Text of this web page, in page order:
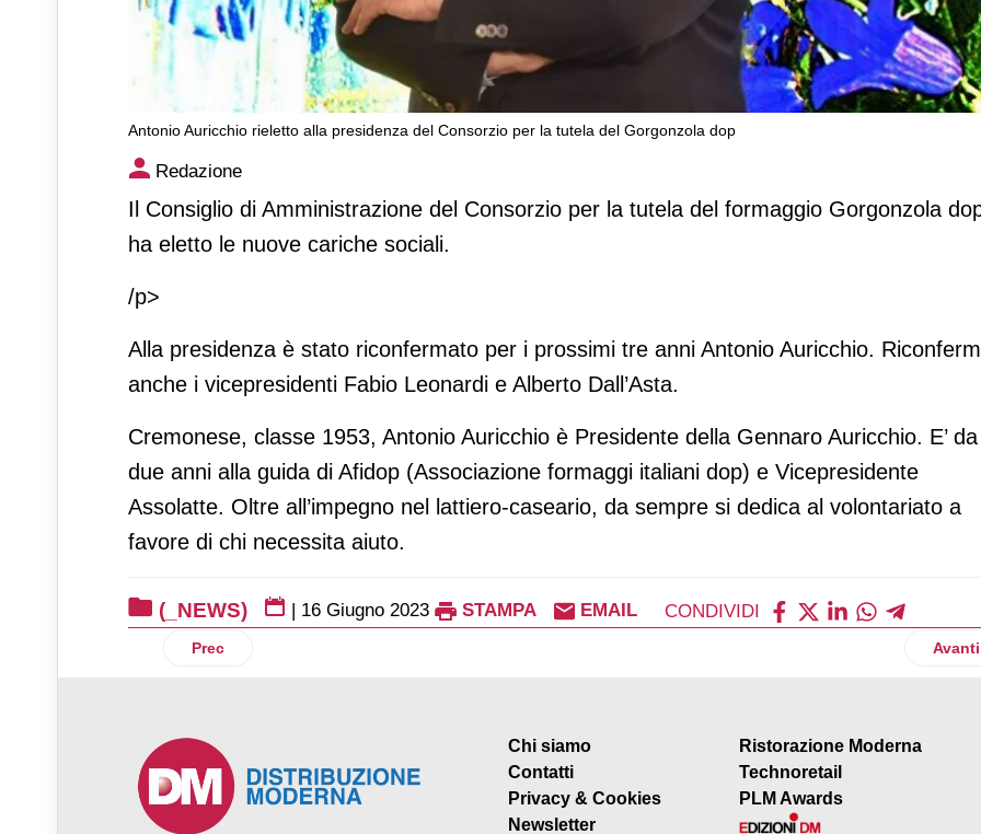
Antonio Auricchio rieletto alla presidenza del Consorzio per la tutela del Gorgonzola dop
Antonio Auricchio rieletto alla presidenza del Consorzio per la tutela
del Gorgonzola dop
Redazione
Il Consiglio di Amministrazione del Consorzio per la tutela del formaggio Gorgonzola
ha eletto le nuove cariche sociali.
/p>
Alla presidenza è stato riconfermato per i prossimi tre anni Antonio Auricchio.
anche i vicepresidenti Fabio Leonardi e Alberto Dall’Asta.
Cremonese, classe 1953, Antonio Auricchio è Presidente della Gennaro Auricchio. E’ da
due anni alla guida di Afidop (Associazione formaggi italiani dop) e Vicepresidente
Assolatte. Oltre all’impegno nel lattiero-caseario, da sempre si dedica al volontariato a
favore di chi necessita aiuto.
(_NEWS) | 16 Giugno 2023 STAMPA EMAIL CONDIVIDI
Articolo precedente: Zerbinati lancia i nuovi Burger’Z
Prec Avanti
Chi siamo
Contatti
Privacy & Cookies
Newsletter
Ristorazione Moderna
Technoretail
PLM Awards